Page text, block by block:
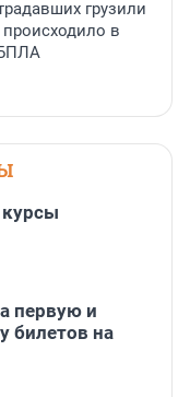
грузили
в
курсы
первую и
билетов на